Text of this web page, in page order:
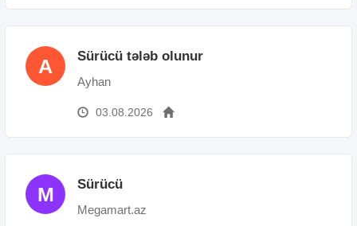
A Sürücü tələb olunur
Ayhan
03.08.2026
M Sürücü
Megamart.az